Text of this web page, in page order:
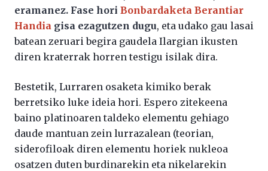
eramanez. Fase hori Bonbardaketa Berantiar
Handia gisa ezagutzen dugu, eta udako gau lasai
batean zeruari begira gaudela Ilargian ikusten
diren kraterrak horren testigu isilak dira.
Bestetik, Lurraren osaketa kimiko berak
berretsiko luke ideia hori. Espero zitekeena
baino platinoaren taldeko elementu gehiago
daude mantuan zein lurrazalean (teorian,
siderofiloak diren elementu horiek nukleoa
osatzen duten burdinarekin eta nikelarekin